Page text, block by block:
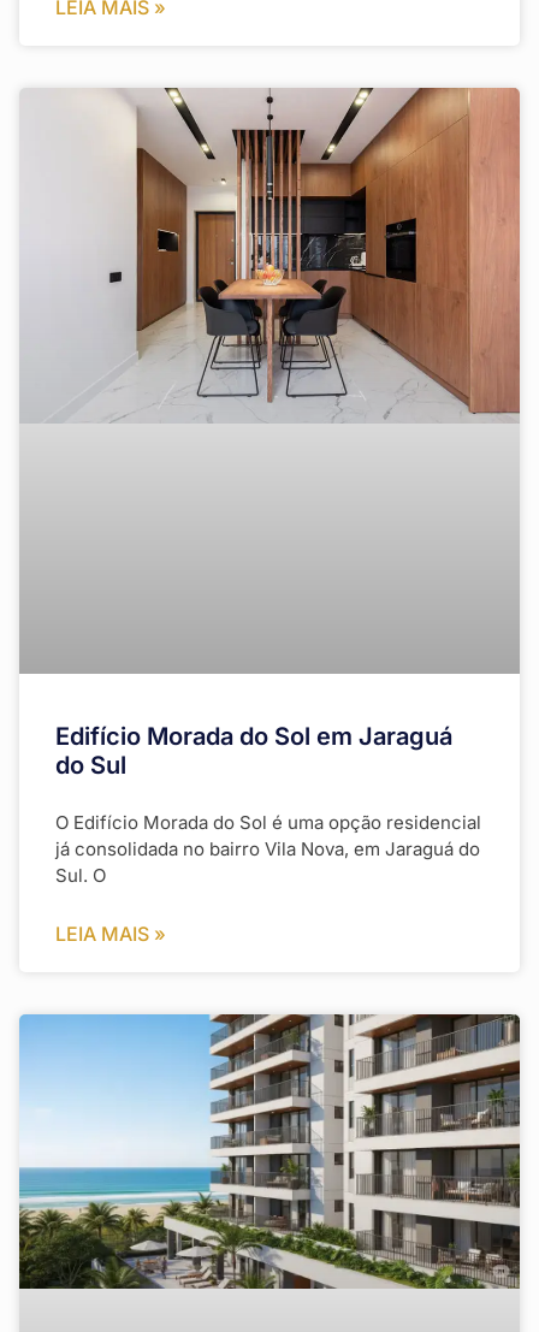
LEIA MAIS »
Edifício Morada do Sol em Jaraguá
do Sul
O Edifício Morada do Sol é uma opção residencial
já consolidada no bairro Vila Nova, em Jaraguá do
Sul. O
LEIA MAIS »